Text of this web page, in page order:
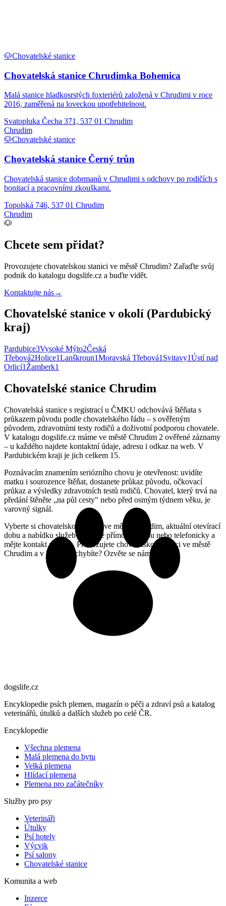
🐶Chovatelské stanice
Chovatelská stanice Chrudimka Bohemica
Malá stanice hladkosrstých foxteriérů založená v Chrudimi v roce
2016, zaměřená na loveckou upotřebitelnost.
Svatopluka Čecha 371, 537 01 Chrudim
Chrudim
🐶Chovatelské stanice
Chovatelská stanice Černý trůn
Chovatelská stanice dobrmanů v Chrudimi s odchovy po rodičích s
bonitací a pracovními zkouškami.
Topolská 746, 537 01 Chrudim
Chrudim
🐶
Chcete sem přidat?
Provozujete chovatelskou stanici ve městě Chrudim? Zařaďte svůj
podnik do katalogu dogslife.cz a buďte vidět.
Kontaktujte nás→
Chovatelské stanice v okolí (Pardubický
kraj)
Pardubice3Vysoké Mýto2Česká
Třebová2Holice1Lanškroun1Moravská Třebová1 Svitavy1Ústí nad
Orlicí1 Žamberk1
Chovatelské stanice Chrudim
Chovatelská stanice s registrací u ČMKU odchovává štěňata s
průkazem původu podle chovatelského řádu – s ověřeným
původem, zdravotními testy rodičů a doživotní podporou chovatele.
V katalogu dogslife.cz máme ve městě Chrudim 2 ověřené záznamy
– u každého najdete kontaktní údaje, adresu i odkaz na web. V
Pardubickém kraji je jich celkem 15.
Poznávacím znamením seriózního chovu je otevřenost: uvidíte
matku i sourozence štěňat, dostanete průkaz původu, očkovací
průkaz a výsledky zdravotních testů rodičů. Chovatel, který trvá na
předání štěněte „na půl cesty" nebo před osmým týdnem věku, je
varovný signál.
Vyberte si chovatelskou stanici ve městě Chrudim, aktuální otevírací
dobu a nabídku služeb si ověřte přímo na webu nebo telefonicky a
mějte kontakt po ruce. Provozujete chovatelskou stanici ve městě
Chrudim a v katalogu chybíte? Ozvěte se nám.
dogslife.cz
Encyklopedie psích plemen, magazín o péči a zdraví psů a katalog
veterinářů, útulků a dalších služeb po celé ČR.
Encyklopedie
Všechna plemena
Malá plemena do bytu
Velká plemena
Hlídací plemena
Plemena pro začátečníky
Služby pro psy
Veterináři
Útulky
Psí hotely
Výcvik
Psí salony
Chovatelské stanice
Komunita a web
Inzerce